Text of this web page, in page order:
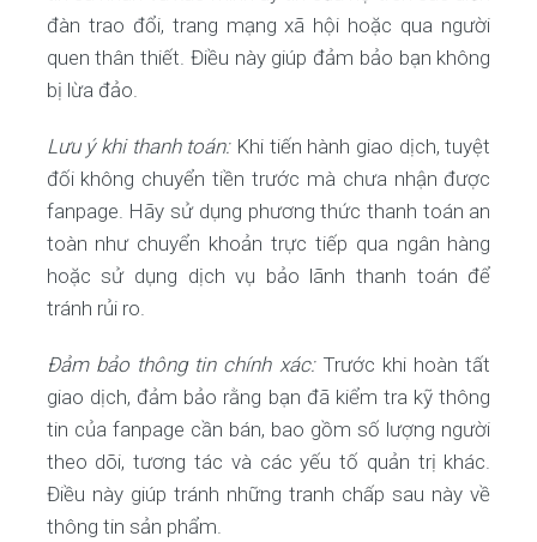
đàn trao đổi, trang mạng xã hội hoặc qua người
quen thân thiết. Điều này giúp đảm bảo bạn không
bị lừa đảo.
Lưu ý khi thanh toán:Khi tiến hành giao dịch, tuyệt
đối không chuyển tiền trước mà chưa nhận được
fanpage. Hãy sử dụng phương thức thanh toán an
toàn như chuyển khoản trực tiếp qua ngân hàng
hoặc sử dụng dịch vụ bảo lãnh thanh toán để
tránh rủi ro.
Đảm bảo thông tin chính xác:Trước khi hoàn tất
giao dịch, đảm bảo rằng bạn đã kiểm tra kỹ thông
tin của fanpage cần bán, bao gồm số lượng người
theo dõi, tương tác và các yếu tố quản trị khác.
Điều này giúp tránh những tranh chấp sau này về
thông tin sản phẩm.